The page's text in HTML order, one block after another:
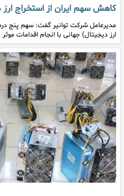
کاهش سهم ایران از استخراج ارز
مدیرعامل شرکت توانیر گفت: سهم پنج
ارز دیجیتال) جهانی با انجام اقدامات